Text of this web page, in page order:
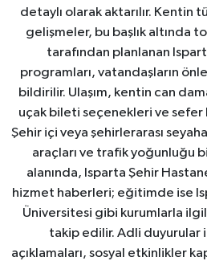
detaylı olarak aktarılır. Kentin
gelişmeler, bu başlık altında
tarafından planlanan
programları, vatandaşların
bildirilir. Ulaşım, kentin can
uçak bileti seçenekleri ve sefer
Şehir içi veya şehirlerarası
araçları ve trafik yoğunluğu
alanında, Isparta Şehir
hizmet haberleri; eğitimde ise
Üniversitesi gibi kurumlarla
takip edilir. Adli duyurular
açıklamaları, sosyal etkinlikler